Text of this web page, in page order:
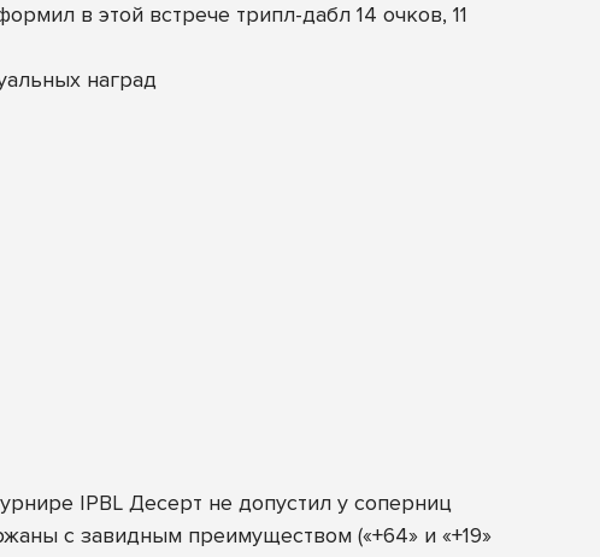
в этой встрече трипл-дабл 14 очков, 11
наград
IPBL Десерт не допустил у соперниц
с завидным преимуществом («+64» и «+19»